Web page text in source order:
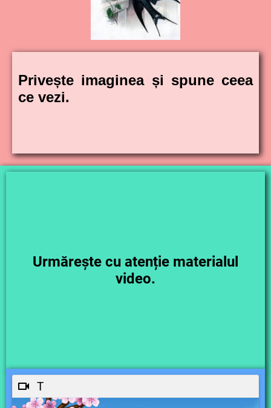
Privește imaginea și spune ceea
ce vezi.
Urmărește cu atenție materialul
video.
T